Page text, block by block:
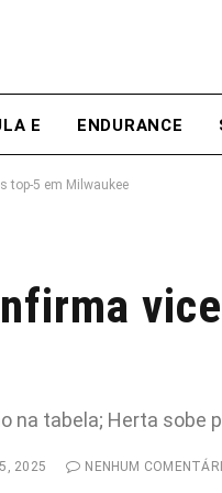
E ENDURANCE
top-5 em Milwaukee
na tabela; Herta
2025 NENHUM